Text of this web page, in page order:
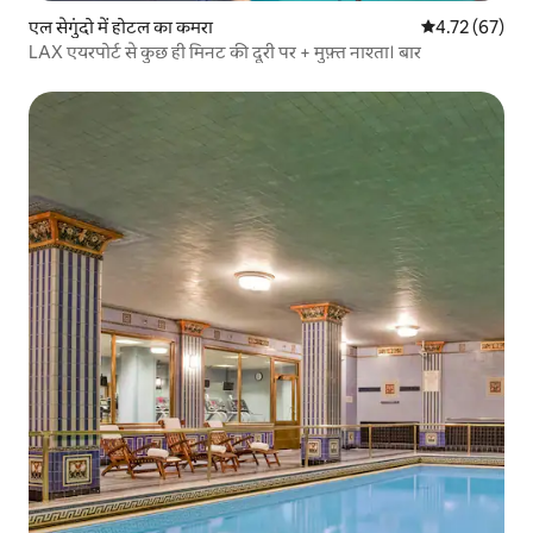
एल सेगुंदो में होटल का कमरा औसत रेटिंग 5 में
4.72 (67)
LAX एयरपोर्ट से कुछ ही मिनट की दूरी पर + मुफ़्त नाश्ता। बार